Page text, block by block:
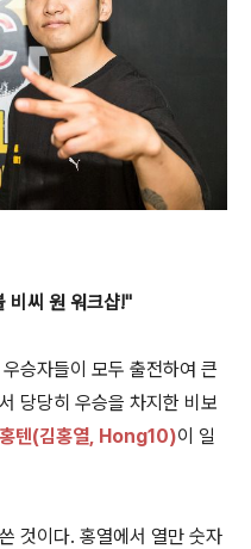
비씨 원 워크샵!"
승자들이 모두 출전하여 큰
당당히 우승을 차지한 비보
홍텐(김홍열, Hong10)이 일
것이다. 홍열에서 열만 숫자